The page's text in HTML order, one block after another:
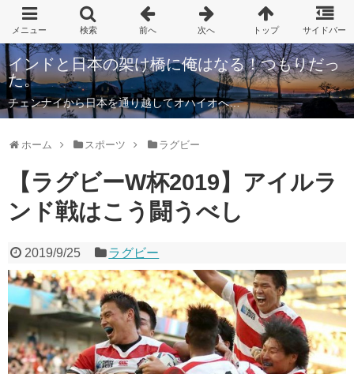
インドと日本の架け橋に俺はなる！つもりだっ
た。
チェンナイから日本を通り越してオハイオへ…
ホーム スポーツ ラグビー
【ラグビーW杯2019】アイルラ
ンド戦はこう闘うべし
2019/9/25 ラグビー